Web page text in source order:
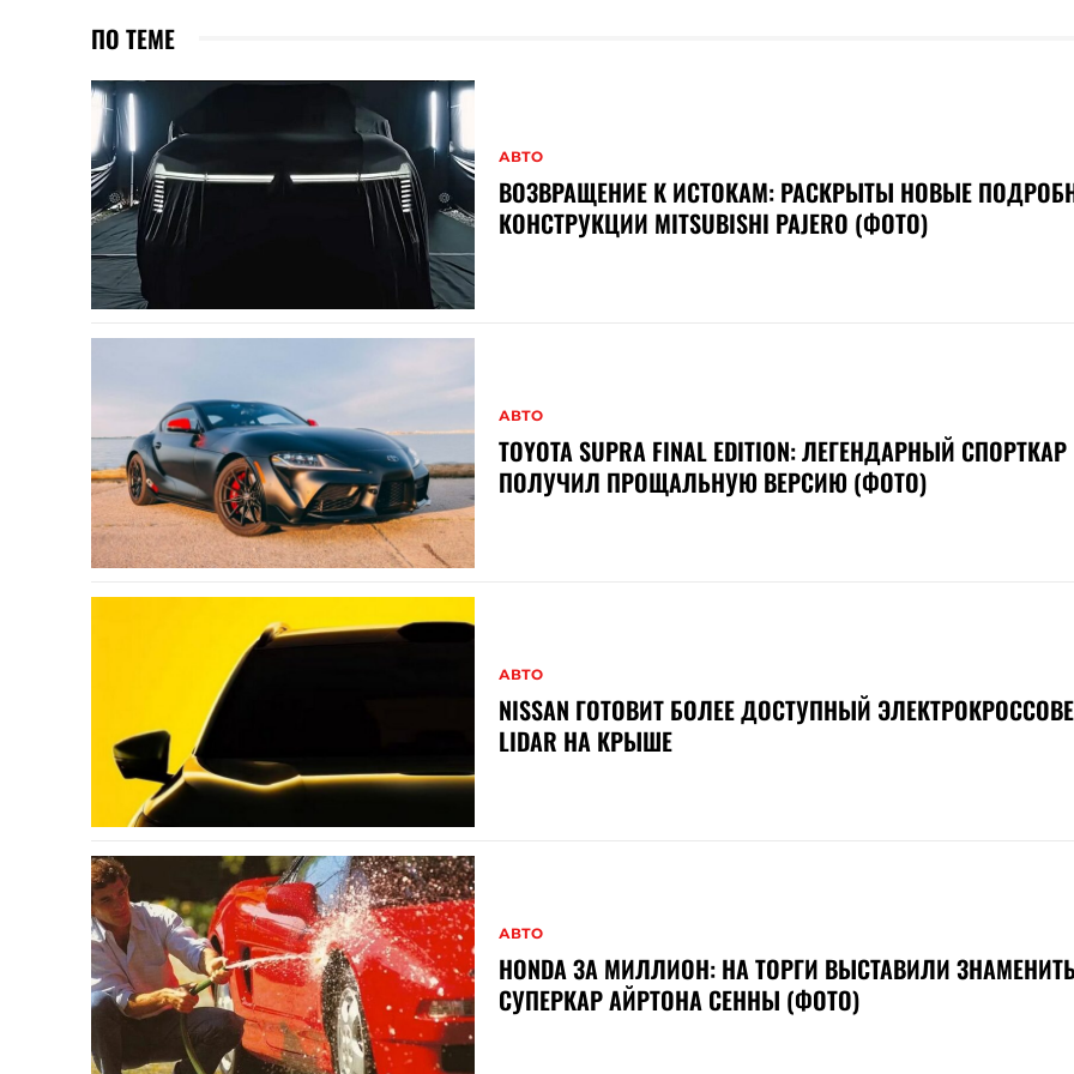
ПО ТЕМЕ
АВТО
ВОЗВРАЩЕНИЕ К ИСТОКАМ: РАСКРЫТЫ НОВЫЕ
КОНСТРУКЦИИ MITSUBISHI PAJERO (ФОТО)
АВТО
TOYOTA SUPRA FINAL EDITION: ЛЕГЕНДАРНЫЙ СПОРТКАР
ПОЛУЧИЛ ПРОЩАЛЬНУЮ ВЕРСИЮ (ФОТО)
АВТО
NISSAN ГОТОВИТ БОЛЕЕ ДОСТУПНЫЙ
LIDAR НА КРЫШЕ
АВТО
HONDA ЗА МИЛЛИОН: НА ТОРГИ ВЫСТАВИЛИ
СУПЕРКАР АЙРТОНА СЕННЫ (ФОТО)